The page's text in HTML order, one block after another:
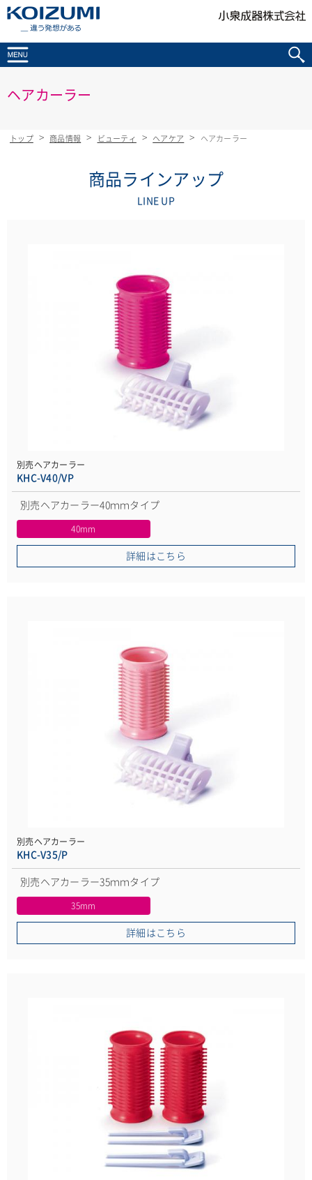
ヘアカーラー
トップ 商品情報 ビューティ ヘアケア ヘアカーラー
商品ラインアップ
LINE UP
別売ヘアカーラー
KHC-V40/VP
別売ヘアカーラー40ｍｍタイプ
40mm
詳細はこちら
別売ヘアカーラー
KHC-V35/P
別売ヘアカーラー35ｍｍタイプ
35mm
詳細はこちら